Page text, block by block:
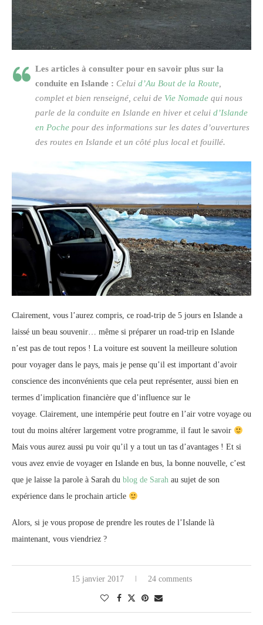
Les articles à consulter pour en savoir plus sur la
conduite en Islande : Celui d’Au Bout de la Route
complet et bien renseigné, celui de Vie Nomade qui nous
parle de la conduite en Islande en hiver et celui d’Islande
en Poche pour des informations sur les dates d’ouvertures
des routes en Islande et un côté plus local et fouillé.
Clairement, vous l’aurez compris, ce road-trip de 5 jours en Islande a
laissé un beau souvenir… même si préparer un road-trip en Islande
n’est pas de tout repos ! La voiture est souvent la meilleure solution
pour voyager dans le pays, mais je pense qu’il est important d’avoir
conscience des inconvénients que cela peut représenter, aussi bien en
termes d’implication financière que d’influence sur le
voyage. Clairement, une intempérie peut foutre en l’air votre voyage ou
tout du moins altérer largement votre programme, il faut le savoir
Mais vous aurez aussi pu voir qu’il y a tout un tas d’avantages ! Et si
vous avez envie de voyager en Islande en bus, la bonne nouvelle, c’est
que je laisse la parole à Sarah du blog de Sarah au sujet de son
expérience dans le prochain article
Alors, si je vous propose de prendre les routes de l’Islande là
maintenant, vous viendriez ?
15 janvier 2017 24 comments